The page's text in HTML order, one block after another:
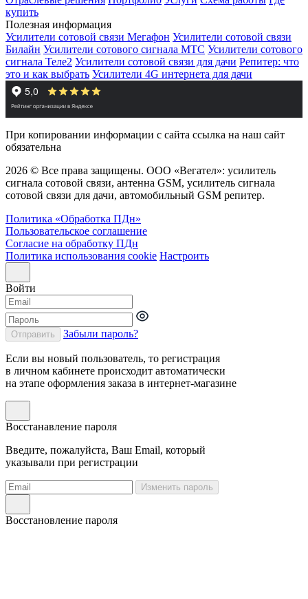
купить
Полезная информация
Усилители сотовой связи Мегафон Усилители сотовой связи
Билайн Усилители сотового сигнала МТС Усилители сотового
сигнала Теле2 Усилители сотовой связи для дачи Репитер: что
это и как выбрать Усилители 4G интернета для дачи
При копировании информации с сайта ссылка на наш сайт
обязательна
2026 © Все права защищены. ООО «Вегател»: усилитель
сигнала сотовой связи, антенна GSM, усилитель сигнала
сотовой связи для дачи, автомобильный GSM репитер.
Политика «Обработка ПДн»
Пользовательское соглашение
Согласие на обработку ПДн
Политика использования cookie Настроить
Войти
Отправить Забыли пароль?
Если вы новый пользователь, то регистрация
в личном кабинете происходит автоматически
на этапе оформления заказа в интернет-магазине
Восстанавление пароля
Введите, пожалуйста, Ваш Email, который
указывали при регистрации
Изменить пароль
Восстановление пароля